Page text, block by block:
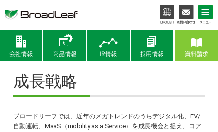
商品情報
成長戦略
ブロードリーフでは、近年のメガトレンドのうちデジタル化、EV/
自動運転、MaaS（mobility as a Service）を成長機会と捉え、コア